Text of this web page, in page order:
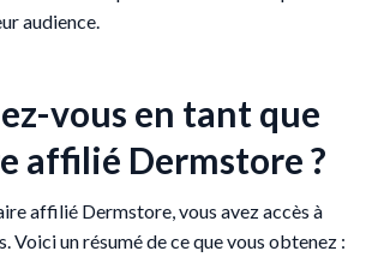
audience.
vous en tant que
affilié Dermstore ?
affilié Dermstore, vous avez accès à
Voici un résumé de ce que vous obtenez :